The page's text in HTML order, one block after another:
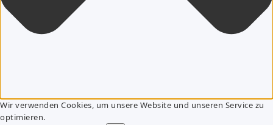
Wir verwenden Cookies, um unsere Website und unseren Service zu
optimieren.